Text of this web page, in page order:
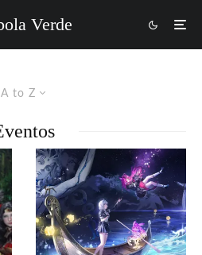
Verde
A to Z